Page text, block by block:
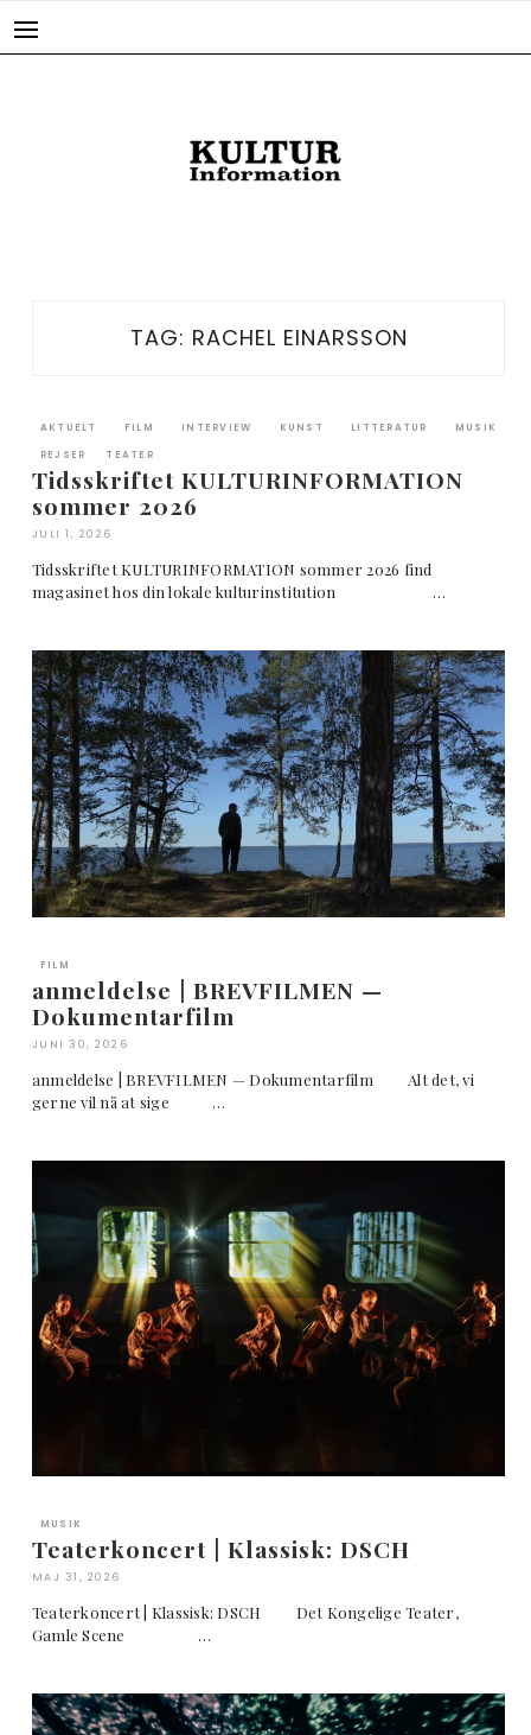
TAG: RACHEL EINARSSON
AKTUELT FILM INTERVIEW KUNST LITTERATUR MUSIK
REJSER TEATER
Tidsskriftet KULTURINFORMATION
sommer 2026
JULI 1, 2026
Tidsskriftet KULTURINFORMATION sommer 2026 find
magasinet hos din lokale kulturinstitution …
FILM
anmeldelse | BREVFILMEN —
Dokumentarfilm
JUNI 30, 2026
anmeldelse | BREVFILMEN — Dokumentarfilm Alt det, vi
gerne vil nå at sige …
MUSIK
Teaterkoncert | Klassisk: DSCH
MAJ 31, 2026
Teaterkoncert | Klassisk: DSCH Det Kongelige Teater,
Gamle Scene …